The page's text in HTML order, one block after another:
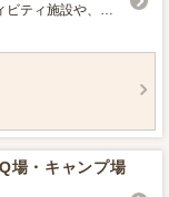
ビティ施設や、室
円（別途駐車代55
のみ可）
場・キャンプ場